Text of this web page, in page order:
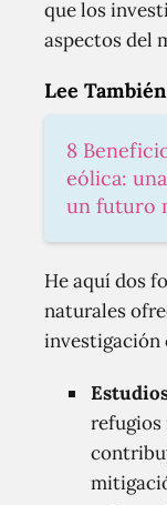
que los
aspectos del
Lee También
8
eólica:
un futuro
He aquí dos
naturales
refugios